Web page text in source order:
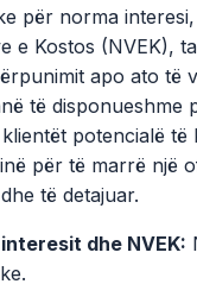
për norma
e Kostos (NVEK),
apo ato të
të disponueshme
potencialë të
për të marrë një
të detajuar.
dhe NVEK: